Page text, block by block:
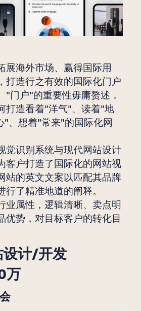
展海外市场、赢得国际用
打造行之有效的国际化门户
"门户"的重要性毋庸赘述，
打造看着"洋气"、读着"地
"、想着"常来"的国际化网
觉识别系统与现代网站设计
客户打造了国际化的网站视
站的英文文案以匹配其品牌
了精准地道的阐释。
业属性，逻辑清晰、卖点明
优势，对目标客户的转化目
设计/开发
万